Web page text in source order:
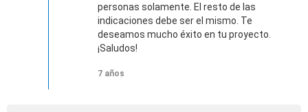
personas solamente. El resto de las
indicaciones debe ser el mismo. Te
deseamos mucho éxito en tu proyecto.
¡Saludos!
7 años